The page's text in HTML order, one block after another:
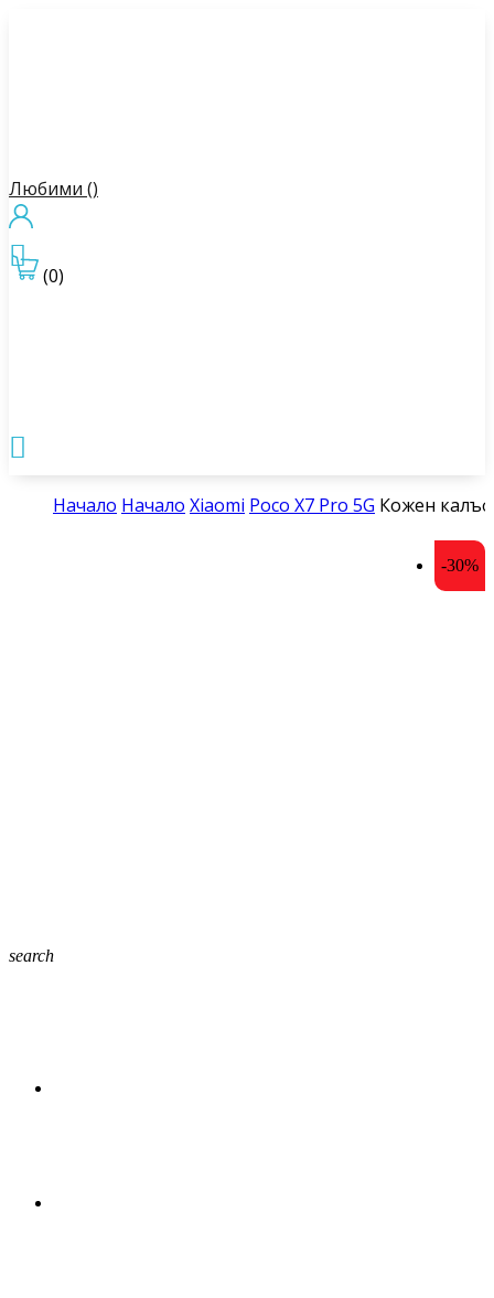
Любими ()
(0)


Начало Начало Xiaomi Poco X7 Pro 5G Кожен калъф
-30%
search